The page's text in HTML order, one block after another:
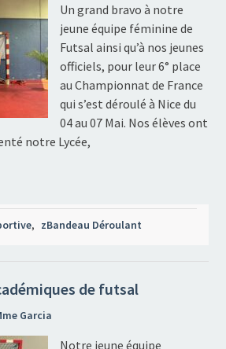
Un grand bravo à notre
jeune équipe féminine de
Futsal ainsi qu’à nos jeunes
officiels, pour leur 6° place
au Championnat de France
qui s’est déroulé à Nice du
04 au 07 Mai. Nos élèves ont
notre Lycée,
, zBandeau Déroulant
de futsal
Garcia
Notre jeune équipe